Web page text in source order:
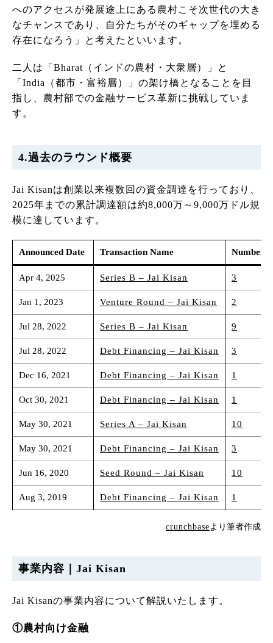
へのアクセスが発展途上にある農村こそ次世代の大き
なチャンスであり、自分たちがそのギャップを埋める
存在になろう」と考えたといいます。
二人は「Bharat（インドの農村・大衆層）」と
「India（都市・富裕層）」の架け橋となることを目
指し、農村部での金融サービス革新に挑戦していま
す。
4.過去のラウンド概要
Jai Kisanは創業以来複数回の資金調達を行っており、
2025年までの累計調達額は約8,000万～9,000万ドル規
模に達しています。
Announced Date Transaction Name Number
Apr 4, 2025 Series B – Jai Kisan 3
Jan 1, 2023 Venture Round – Jai Kisan 2
Jul 28, 2022 Series B – Jai Kisan 9
Jul 28, 2022 Debt Financing – Jai Kisan 3
Dec 16, 2021 Debt Financing – Jai Kisan 1
Oct 30, 2021 Debt Financing – Jai Kisan 1
May 30, 2021 Series A – Jai Kisan 10
May 30, 2021 Debt Financing – Jai Kisan 3
Jun 16, 2020 Seed Round – Jai Kisan 10
Aug 3, 2019 Debt Financing – Jai Kisan 1
crunchbaseより筆者作成
事業内容｜Jai Kisan
Jai Kisanの事業内容について解説いたします。
①農村向け金融